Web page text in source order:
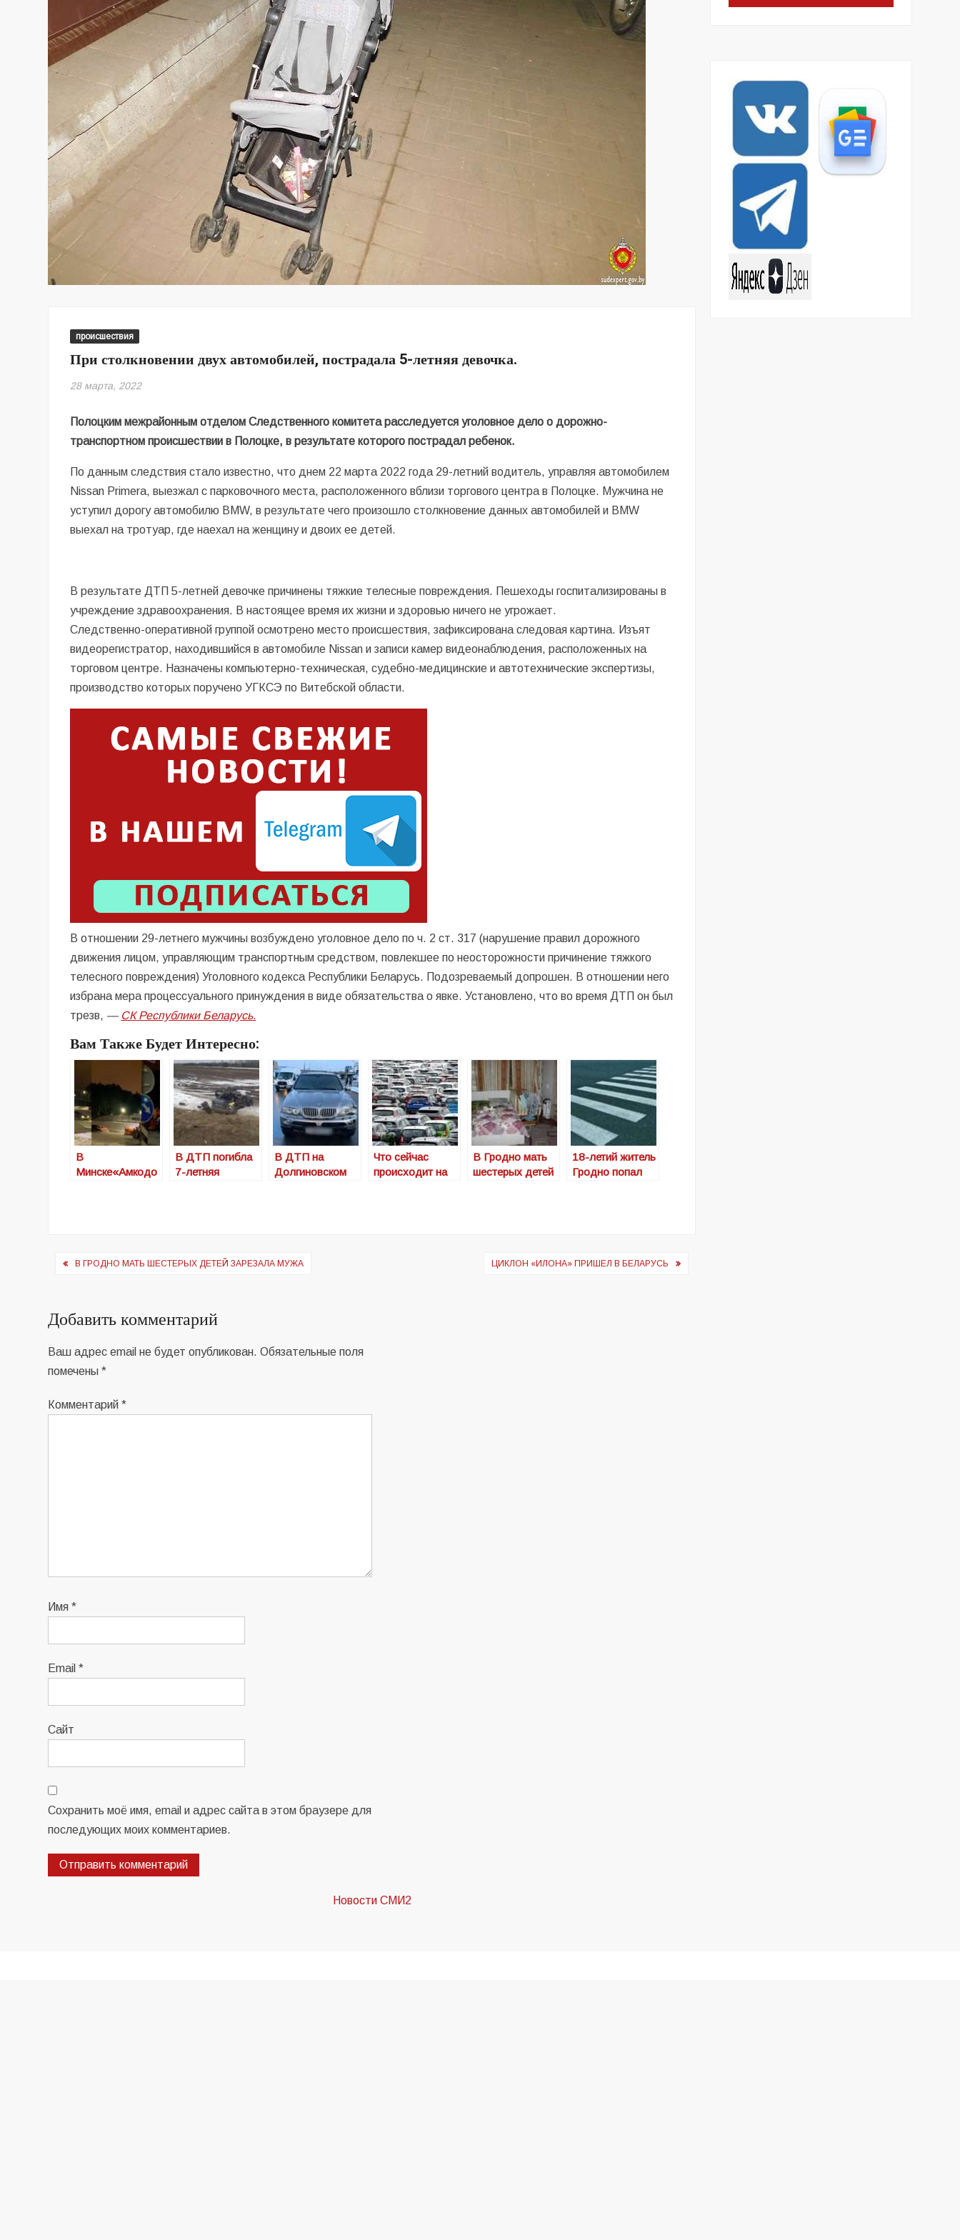
происшествия
При столкновении двух автомобилей, пострадала 5-летняя девочка.
28 марта, 2022
Полоцким межрайонным отделом Следственного комитета расследуется уголовное дело о дорожно-
транспортном происшествии в Полоцке, в результате которого пострадал ребенок.
По данным следствия стало известно, что днем 22 марта 2022 года 29-летний водитель, управляя автомобилем
Nissan Primera, выезжал с парковочного места, расположенного вблизи торгового центра в Полоцке. Мужчина не
уступил дорогу автомобилю BMW, в результате чего произошло столкновение данных автомобилей и BMW
выехал на тротуар, где наехал на женщину и двоих ее детей.
В результате ДТП 5-летней девочке причинены тяжкие телесные повреждения. Пешеходы госпитализированы в
учреждение здравоохранения. В настоящее время их жизни и здоровью ничего не угрожает.
Следственно-оперативной группой осмотрено место происшествия, зафиксирована следовая картина. Изъят
видеорегистратор, находившийся в автомобиле Nissan и записи камер видеонаблюдения, расположенных на
торговом центре. Назначены компьютерно-техническая, судебно-медицинские и автотехнические экспертизы,
производство которых поручено УГКСЭ по Витебской области.
В отношении 29-летнего мужчины возбуждено уголовное дело по ч. 2 ст. 317 (нарушение правил дорожного
движения лицом, управляющим транспортным средством, повлекшее по неосторожности причинение тяжкого
телесного повреждения) Уголовного кодекса Республики Беларусь. Подозреваемый допрошен. В отношении него
избрана мера процессуального принуждения в виде обязательства о явке. Установлено, что во время ДТП он был
трезв, — СК Республики Беларусь.
Вам Также Будет Интересно:
В
Минске«Амкодо
В ДТП погибла
7-летняя
В ДТП на
Долгиновском
Что сейчас
происходит на
В Гродно мать
шестерых детей
18-летий житель
Гродно попал
Навигация
записям
В ГРОДНО МАТЬ ШЕСТЕРЫХ ДЕТЕЙ ЗАРЕЗАЛА МУЖА ЦИКЛОН «ИЛОНА» ПРИШЕЛ В БЕЛАРУСЬ
Добавить комментарий
Ваш адрес email не будет опубликован. Обязательные поля
помечены*
Комментарий*
Имя*
Email*
Сайт
Сохранить моё имя, email и адрес сайта в этом браузере для
последующих моих комментариев.
Новости СМИ2